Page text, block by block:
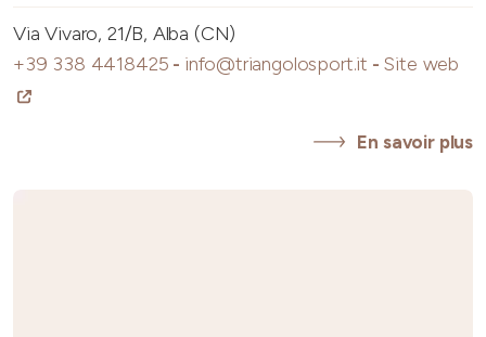
Via Vivaro, 21/B, Alba (CN)
+39 338 4418425 - info@triangolosport.it - Site web
En savoir plus